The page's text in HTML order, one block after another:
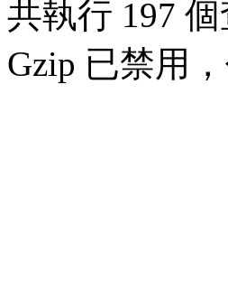
共執行 197
Gzip 已禁用